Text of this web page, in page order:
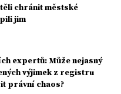
chránit městské
jim
expertů: Může nejasný
výjimek z registru
právní chaos?